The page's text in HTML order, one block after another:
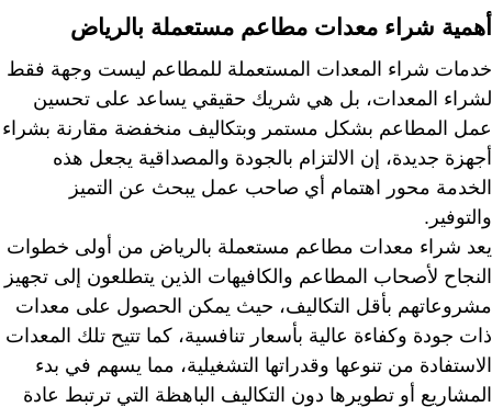
أهمية شراء معدات مطاعم مستعملة بالرياض
خدمات شراء المعدات المستعملة للمطاعم ليست وجهة فقط
لشراء المعدات، بل هي شريك حقيقي يساعد على تحسين
عمل المطاعم بشكل مستمر وبتكاليف منخفضة مقارنة بشراء
أجهزة جديدة، إن الالتزام بالجودة والمصداقية يجعل هذه
الخدمة محور اهتمام أي صاحب عمل يبحث عن التميز
والتوفير.
يعد شراء معدات مطاعم مستعملة بالرياض من أولى خطوات
النجاح لأصحاب المطاعم والكافيهات الذين يتطلعون إلى تجهيز
مشروعاتهم بأقل التكاليف، حيث يمكن الحصول على معدات
ذات جودة وكفاءة عالية بأسعار تنافسية، كما تتيح تلك المعدات
الاستفادة من تنوعها وقدراتها التشغيلية، مما يسهم في بدء
المشاريع أو تطويرها دون التكاليف الباهظة التي ترتبط عادة